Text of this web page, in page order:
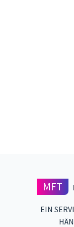
MFT
EIN